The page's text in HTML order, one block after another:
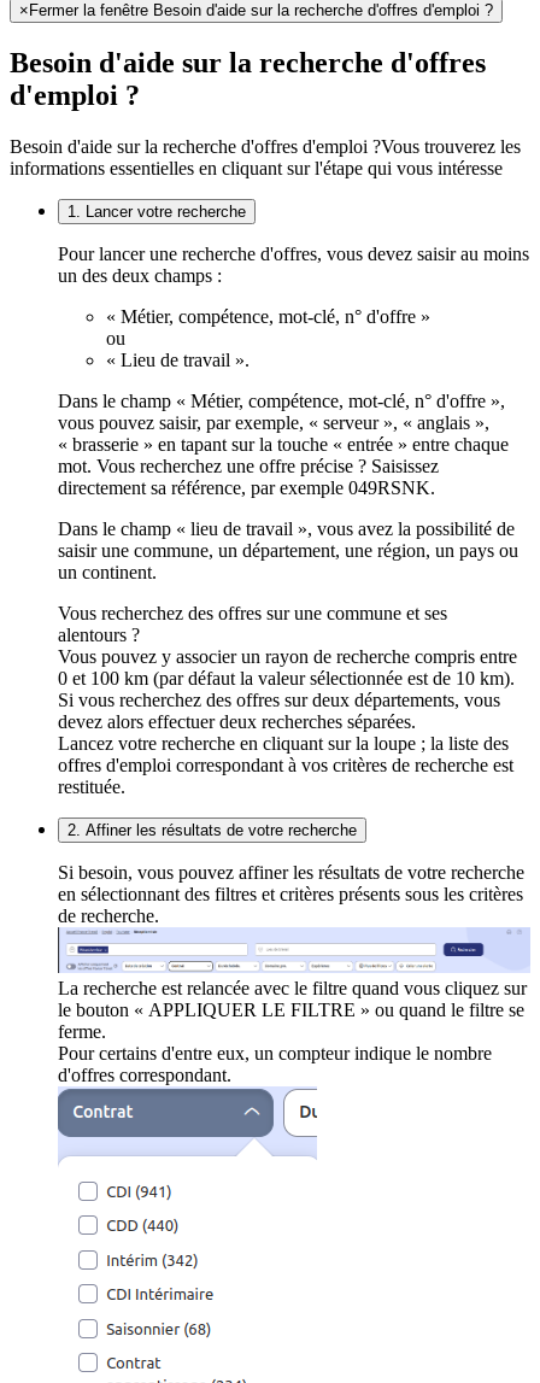
× Fermer la fenêtre Besoin d'aide sur la recherche d'offres d'emploi ?
Besoin d'aide sur la recherche d'offres
d'emploi ?
Besoin d'aide sur la recherche d'offres d'emploi ?Vous trouverez les
informations essentielles en cliquant sur l'étape qui vous intéresse
1. Lancer votre recherche
Pour lancer une recherche d'offres, vous devez saisir au moins
un des deux champs :
« Métier, compétence, mot-clé, n° d'offre »
ou
« Lieu de travail ».
Dans le champ « Métier, compétence, mot-clé, n° d'offre »,
vous pouvez saisir, par exemple, « serveur », « anglais »,
« brasserie » en tapant sur la touche « entrée » entre chaque
mot. Vous recherchez une offre précise ? Saisissez
directement sa référence, par exemple 049RSNK.
Dans le champ « lieu de travail », vous avez la possibilité de
saisir une commune, un département, une région, un pays ou
un continent.
Vous recherchez des offres sur une commune et ses
alentours ?
Vous pouvez y associer un rayon de recherche compris entre
0 et 100 km (par défaut la valeur sélectionnée est de 10 km).
Si vous recherchez des offres sur deux départements, vous
devez alors effectuer deux recherches séparées.
Lancez votre recherche en cliquant sur la loupe ; la liste des
offres d'emploi correspondant à vos critères de recherche est
restituée.
2. Affiner les résultats de votre recherche
Si besoin, vous pouvez affiner les résultats de votre recherche
en sélectionnant des filtres et critères présents sous les critères
de recherche.
La recherche est relancée avec le filtre quand vous cliquez sur
le bouton « APPLIQUER LE FILTRE » ou quand le filtre se
ferme.
Pour certains d'entre eux, un compteur indique le nombre
d'offres correspondant.